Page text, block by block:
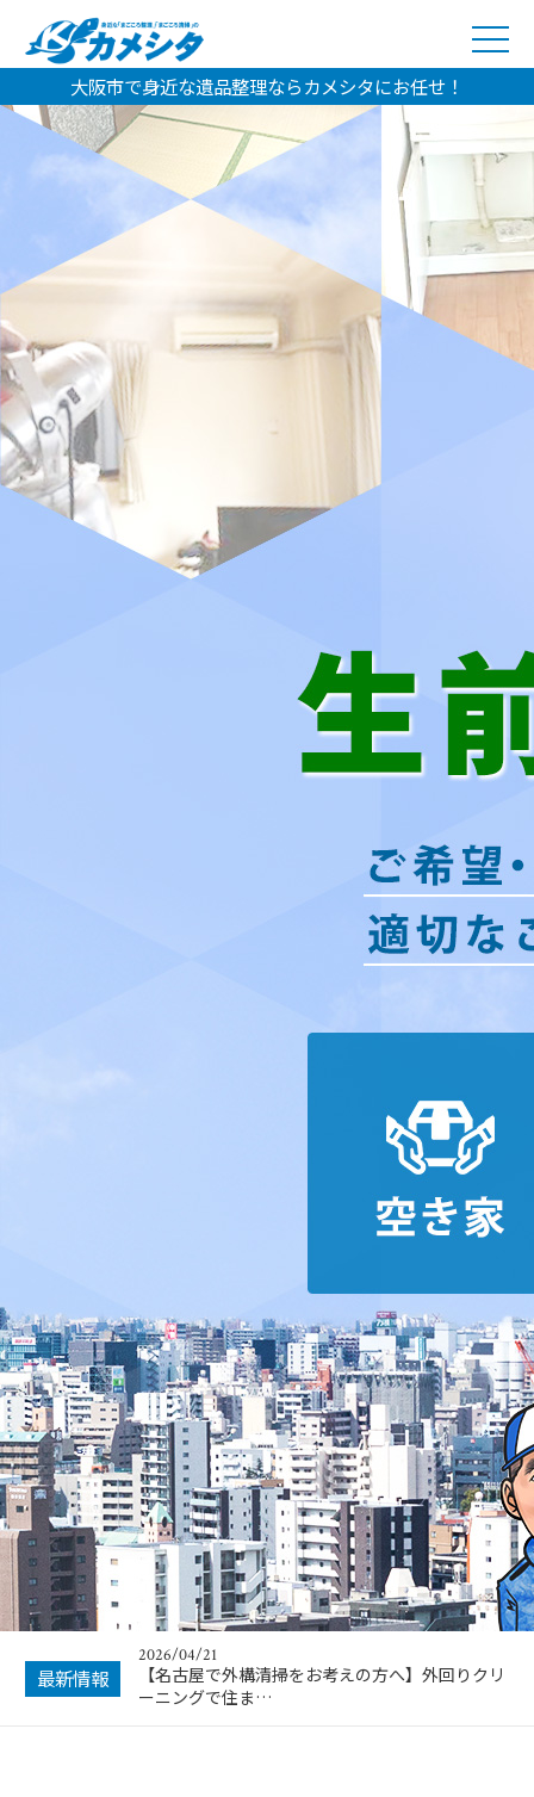
大阪市で身近な遺品整理ならカメシタにお任せ！
最新情報
2026/04/21
【名古屋で外構清掃をお考えの方へ】外回りクリ
ーニングで住ま…